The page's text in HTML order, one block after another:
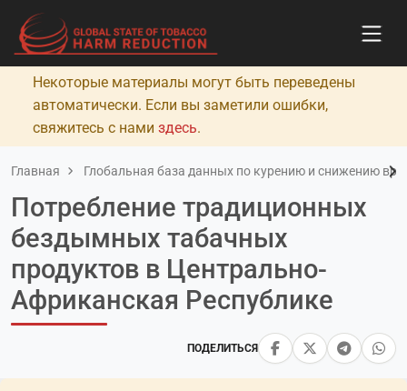
Некоторые материалы могут быть переведены
автоматически. Если вы заметили ошибки,
свяжитесь с нами здесь.
Главная Глобальная база данных по курению и снижению
ПОДЕЛИТЬСЯ
Потребление традиционных
бездымных табачных
продуктов в Центрально-
Африканская Республике